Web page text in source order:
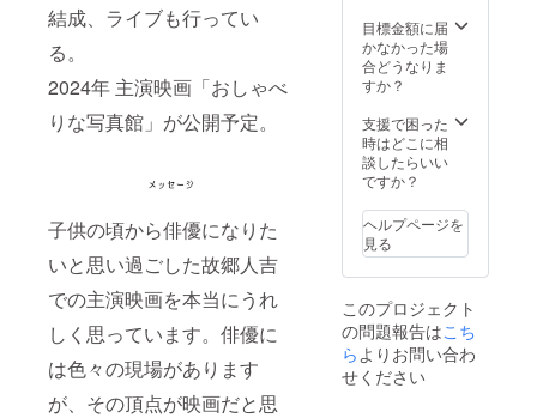
結成、ライブも行ってい
る。
2024年 主演映画「おしゃべ
りな写真館」が公開予定。
子供の頃から俳優になりた
いと思い過ごした故郷人吉
での主演映画を本当にうれ
しく思っています。俳優に
は色々の現場があります
が、その頂点が映画だと思
品表示
は、お
届け商
表記さ
れま
す。商
品開封
は、必
ずお届
けのリ
ターン
られた
ラベル
や注意
書きを
ご確認
（非常
食にも
なる玄
ク）x1
・エン
ドロー
ルにお
（もし
くは
ニック
ネー
掲載し
ます。
備考欄
にお名
前
名にな
ります
※見学さ
れたい
トがい
る場
合、備
考欄へ
くださ
い。
ご希望
に添え
合もご
ざいま
すが調
整させ
ていた
キング
映像視
聴URL
＋先行
URL ＋
サイン
入り台
本プレ
＋人吉
温泉組
合宿泊
ペア券
目標金額に届
かなかった場
合どうなりま
すか？
支援で困った
時はどこに相
談したらいい
ですか？
ヘルプページを
見る
このプロジェクト
の問題報告はこち
ら よりお問い合わ
せください